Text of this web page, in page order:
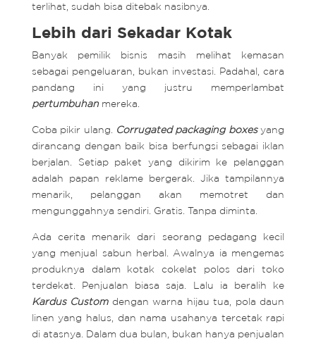
terlihat, sudah bisa ditebak nasibnya.
Lebih dari Sekadar Kotak
Banyak pemilik bisnis masih melihat kemasan
sebagai pengeluaran, bukan investasi. Padahal, cara
pandang ini yang justru memperlambat
pertumbuhanmereka.
Coba pikir ulang. Corrugated packaging boxesyang
dirancang dengan baik bisa berfungsi sebagai iklan
berjalan. Setiap paket yang dikirim ke pelanggan
adalah papan reklame bergerak. Jika tampilannya
menarik, pelanggan akan memotret dan
mengunggahnya sendiri. Gratis. Tanpa diminta.
Ada cerita menarik dari seorang pedagang kecil
yang menjual sabun herbal. Awalnya ia mengemas
produknya dalam kotak cokelat polos dari toko
terdekat. Penjualan biasa saja. Lalu ia beralih ke
Kardus Customdengan warna hijau tua, pola daun
linen yang halus, dan nama usahanya tercetak rapi
di atasnya. Dalam dua bulan, bukan hanya penjualan